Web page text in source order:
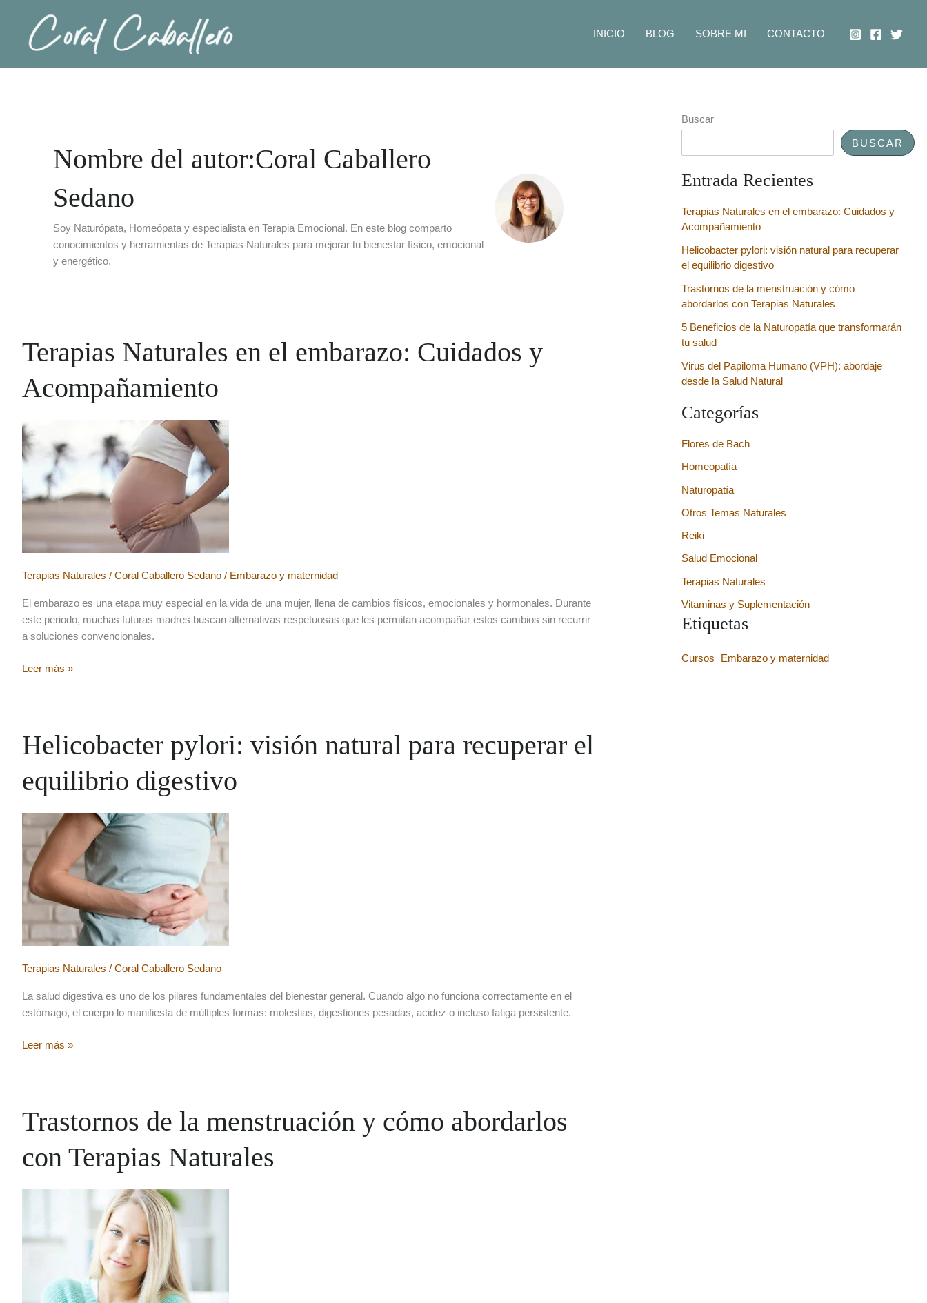
contenido
INICIO BLOG SOBRE MI CONTACTO
Nombre del autor:Coral Caballero
Sedano
Soy Naturópata, Homeópata y especialista en Terapia Emocional. En este blog comparto
conocimientos y herramientas de Terapias Naturales para mejorar tu bienestar físico, emocional
y energético.
Terapias Naturales en el embarazo: Cuidados y
Acompañamiento
Terapias Naturales / Coral Caballero Sedano / Embarazo y maternidad
El embarazo es una etapa muy especial en la vida de una mujer, llena de cambios físicos, emocionales y hormonales. Durante
este periodo, muchas futuras madres buscan alternativas respetuosas que les permitan acompañar estos cambios sin recurrir
a soluciones convencionales.
Terapias
embarazo:
Cuidados
Acompañamiento
Leer más »
Helicobacter pylori: visión natural para recuperar el
equilibrio digestivo
Terapias Naturales / Coral Caballero Sedano
La salud digestiva es uno de los pilares fundamentales del bienestar general. Cuando algo no funciona correctamente en el
estómago, el cuerpo lo manifiesta de múltiples formas: molestias, digestiones pesadas, acidez o incluso fatiga persistente.
Helicobacter
para
recuperar
equilibrio
Leer más »
Trastornos de la menstruación y cómo abordarlos
con Terapias Naturales
Buscar
BUSCAR
Entrada Recientes
Terapias Naturales en el embarazo: Cuidados y
Acompañamiento
Helicobacter pylori: visión natural para recuperar
el equilibrio digestivo
Trastornos de la menstruación y cómo
abordarlos con Terapias Naturales
5 Beneficios de la Naturopatía que transformarán
tu salud
Virus del Papiloma Humano (VPH): abordaje
desde la Salud Natural
Categorías
Flores de Bach
Homeopatía
Naturopatía
Otros Temas Naturales
Reiki
Salud Emocional
Terapias Naturales
Vitaminas y Suplementación
Etiquetas
Cursos Embarazo y maternidad